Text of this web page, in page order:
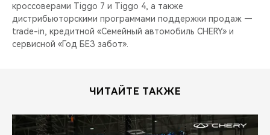
кроссоверами Tiggo 7 и Tiggo 4, а также
дистрибьюторскими программами поддержки продаж —
trade-in, кредитной «Семейный автомобиль CHERY» и
сервисной «Год БЕЗ забот».
ЧИТАЙТЕ ТАКЖЕ